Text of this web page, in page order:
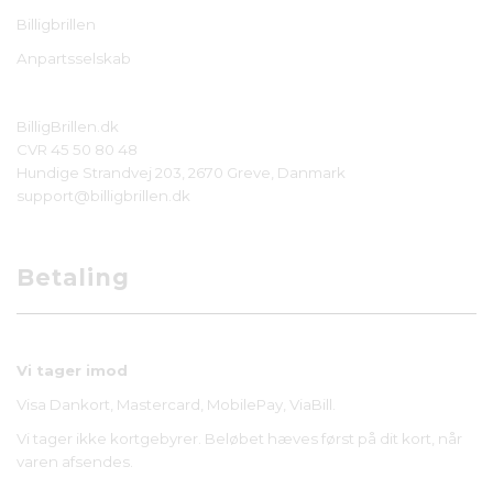
Billigbrillen
Anpartsselskab
BilligBrillen.dk
CVR 45 50 80 48
Hundige Strandvej 203, 2670 Greve, Danmark
support@billigbrillen.dk
Betaling
Vi tager imod
Visa Dankort, Mastercard, MobilePay, ViaBill.
Vi tager ikke kortgebyrer. Beløbet hæves først på dit kort, når
varen afsendes.